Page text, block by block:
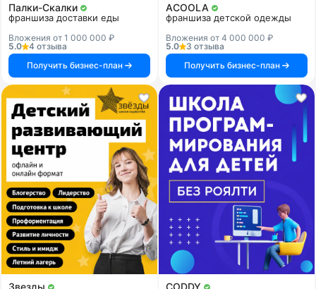
Палки-Скалки
франшиза доставки еды
Вложения от 1 000 000 ₽
5.0
4 отзыва
Получить бизнес-план
ACOOLA
франшиза детской одежды
Вложения от 4 000 000 ₽
5.0
3 отзыва
Получить бизнес-план